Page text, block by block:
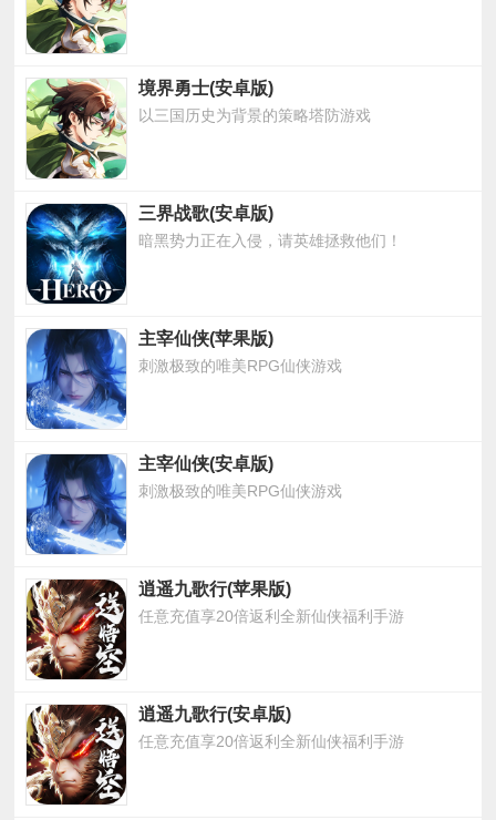
境界勇士(安卓版)
以三国历史为背景的策略塔防游戏
三界战歌(安卓版)
暗黑势力正在入侵，请英雄拯救他们！
主宰仙侠(苹果版)
刺激极致的唯美RPG仙侠游戏
主宰仙侠(安卓版)
刺激极致的唯美RPG仙侠游戏
逍遥九歌行(苹果版)
任意充值享20倍返利全新仙侠福利手游
逍遥九歌行(安卓版)
任意充值享20倍返利全新仙侠福利手游